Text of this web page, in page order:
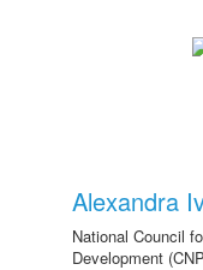
Alexandra
National Council
Development